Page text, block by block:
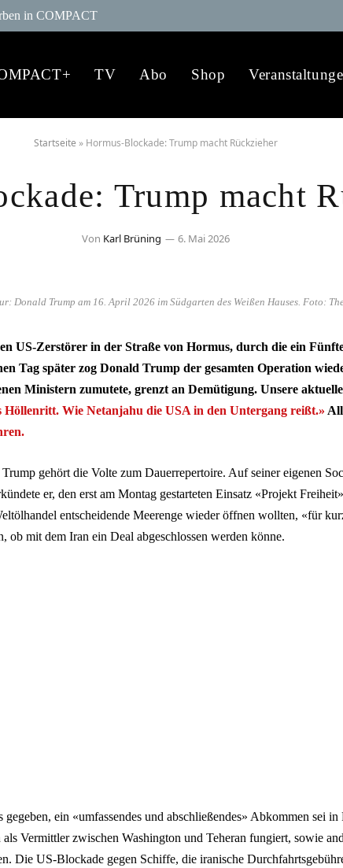
in COMPACT
TV Abo Shop
Startseite » Hormus-Blockade: Trump macht Rückzieher
Trump macht
Von Karl Brüning 6. Mai 2026
Donald Trump am 16. April 2026 im Südgarten des Weißen Hauses. Foto:
US-Zerstörer in der Straße von Hormus, durch die ein
Tag später zog Donald Trump der gesamten Operation
Ministern zumutete, grenzt an Demütigung. Unsere
Höllenritt. Wie Netanjahu die USA in den Untergang reißt.»
gehört die Volte zum Dauerrepertoire. Auf seiner eigenen
er, den erst am Montag gestarteten Einsatz «Projekt
entscheidende Meerenge wieder öffnen wollten, «für
ob mit dem Iran ein Deal abgeschlossen werden könne.
gegeben, ein «umfassendes und abschließendes» Abkommen sei
als Vermittler zwischen Washington und Teheran fungiert, sowie
Die US-Blockade gegen Schiffe, die iranische